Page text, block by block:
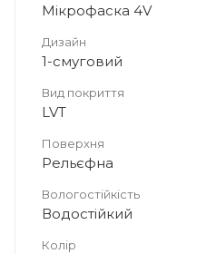
Мікрофаска 4V
Дизайн
1-смуговий
Вид покриття
LVT
Поверхня
Рельєфна
Вологостійкість
Водостійкий
Колір